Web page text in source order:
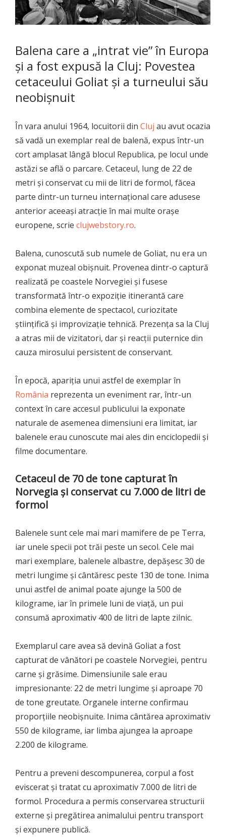
Balena care a „intrat vie” în Europa
și a fost expusă la Cluj: Povestea
cetaceului Goliat și a turneului său
neobișnuit
În vara anului 1964, locuitorii din Cluj au avut ocazia
să vadă un exemplar real de balenă, expus într-un
cort amplasat lângă blocul Republica, pe locul unde
astăzi se află o parcare. Cetaceul, lung de 22 de
metri și conservat cu mii de litri de formol, făcea
parte dintr-un turneu internațional care adusese
anterior aceeași atracție în mai multe orașe
europene, scrie clujwebstory.ro.
Balena, cunoscută sub numele de Goliat, nu era un
exponat muzeal obișnuit. Provenea dintr-o captură
realizată pe coastele Norvegiei și fusese
transformată într-o expoziție itinerantă care
combina elemente de spectacol, curiozitate
științifică și improvizație tehnică. Prezența sa la Cluj
a atras mii de vizitatori, dar și reacții puternice din
cauza mirosului persistent de conservant.
În epocă, apariția unui astfel de exemplar în
România reprezenta un eveniment rar, într-un
context în care accesul publicului la exponate
naturale de asemenea dimensiuni era limitat, iar
balenele erau cunoscute mai ales din enciclopedii și
filme documentare.
Cetaceul de 70 de tone capturat în
Norvegia și conservat cu 7.000 de litri de
formol
Balenele sunt cele mai mari mamifere de pe Terra,
iar unele specii pot trăi peste un secol. Cele mai
mari exemplare, balenele albastre, depășesc 30 de
metri lungime și cântăresc peste 130 de tone. Inima
unui astfel de animal poate ajunge la 500 de
kilograme, iar în primele luni de viață, un pui
consumă aproximativ 400 de litri de lapte zilnic.
Exemplarul care avea să devină Goliat a fost
capturat de vânători pe coastele Norvegiei, pentru
carne și grăsime. Dimensiunile sale erau
impresionante: 22 de metri lungime și aproape 70
de tone greutate. Organele interne confirmau
proporțiile neobișnuite. Inima cântărea aproximativ
550 de kilograme, iar limba ajungea la aproape
2.200 de kilograme.
Pentru a preveni descompunerea, corpul a fost
eviscerat și tratat cu aproximativ 7.000 de litri de
formol. Procedura a permis conservarea structurii
externe și pregătirea animalului pentru transport
și expunere publică.